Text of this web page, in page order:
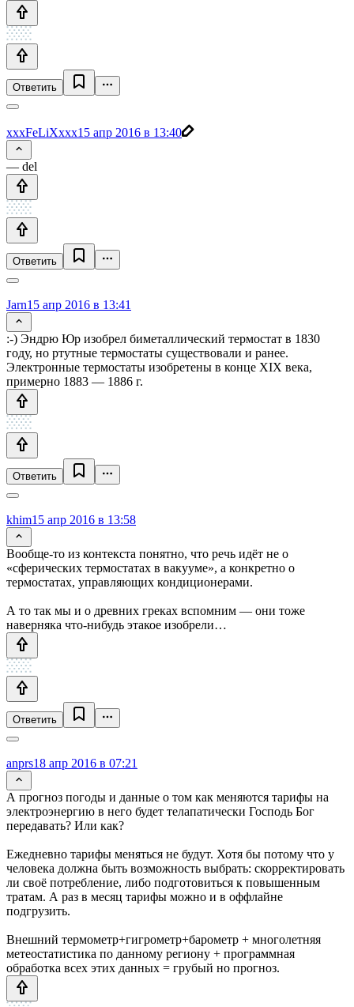
Ответить
xxxFeLiXxxx15 апр 2016 в 13:40
— del
Ответить
Jarn15 апр 2016 в 13:41
:-) Эндрю Юр изобрел биметаллический термостат в 1830
году, но ртутные термостаты существовали и ранее.
Электронные термостаты изобретены в конце XIX века,
примерно 1883 — 1886 г.
Ответить
khim15 апр 2016 в 13:58
Вообще-то из контекста понятно, что речь идёт не о
«сферических термостатах в вакууме», а конкретно о
термостатах, управляющих кондиционерами.
А то так мы и о древних греках вспомним — они тоже
наверняка что-нибудь этакое изобрели…
Ответить
anprs18 апр 2016 в 07:21
А прогноз погоды и данные о том как меняются тарифы на
электроэнергию в него будет телапатически Господь Бог
передавать? Или как?
Ежедневно тарифы меняться не будут. Хотя бы потому что у
человека должна быть возможность выбрать: скорректировать
ли своё потребление, либо подготовиться к повышенным
тратам. А раз в месяц тарифы можно и в оффлайне
подгрузить.
Внешний термометр+гигрометр+барометр + многолетняя
метеостатистика по данному региону + программная
обработка всех этих данных = грубый но прогноз.